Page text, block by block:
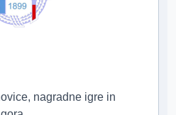
nagradne igre in